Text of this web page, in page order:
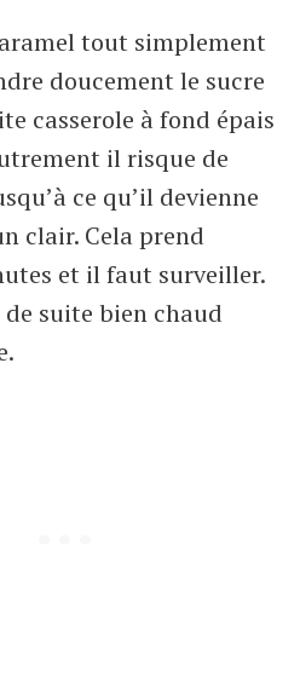
tout simplement
doucement le sucre
casserole à fond épais
il risque de
ce qu’il devienne
clair. Cela prend
et il faut surveiller.
suite bien chaud